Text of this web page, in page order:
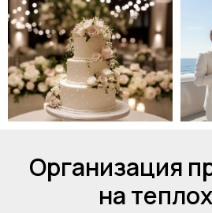
Организация
на
+7
Я даю согласие на обработку моих
персональных данных на условиях
Согласия и подтверждаю, что
ознакомлен(а) сПолитикой
персональных данных.